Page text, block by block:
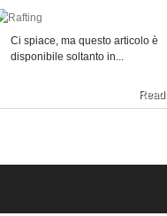
Ci spiace, ma questo articolo è
disponibile soltanto in...